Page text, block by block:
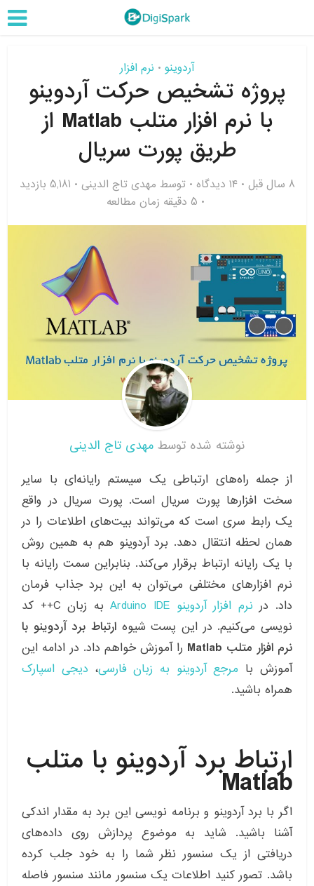
آردوینو • نرم افزار
پروژه تشخیص حرکت آردوینو
با نرم افزار متلب Matlab از
طریق پورت سریال
8 سال قبل ۱۴ دیدگاه توسط مهدی تاج الدینی
5,181 بازدید
5 دقیقه زمان مطالعه
نوشته شده توسط مهدی تاج الدینی
از جمله راه‌های ارتباطی یک سیستم رایانه‌ای با سایر
سخت افزارها پورت سریال است. پورت سریال در واقع
یک رابط سری است که می‌تواند بیت‌های اطلاعات را در
همان لحظه انتقال دهد. برد آردوینو هم به همین روش
با یک رایانه ارتباط برقرار می‌کند. بنابراین سمت رایانه با
نرم افزارهای مختلفی می‌توان به این برد جذاب فرمان
داد. در نرم افزار آردوینو Arduino IDE
به زبان C++ کد
نویسی می‌کنیم. در این پست شیوه ارتباط برد آردوینو با
نرم افزار متلب Matlab
را آموزش خواهم داد. در ادامه این
آموزش با مرجع آردوینو به زبان فارسی، دیجی اسپارک
همراه باشید.
ارتباط برد آردوینو با متلب
Matlab
اگر با برد آردوینو و برنامه نویسی این برد به مقدار اندکی
آشنا باشید. شاید به موضوع پردازش روی داده‌های
دریافتی از یک سنسور نظر شما را به خود جلب کرده
باشد. تصور کنید اطلاعات یک سنسور مانند سنسور فاصله